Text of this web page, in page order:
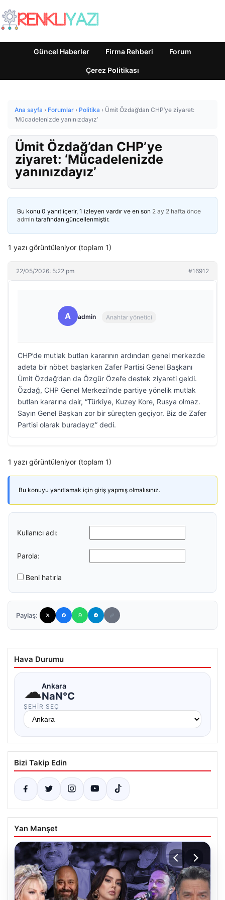
Güncel Haberler Firma Rehberi Forum
Çerez Politikası
Ana sayfa › Forumlar › Politika › Ümit Özdağ’dan CHP’ye ziyaret:
‘Mücadelenizde yanınızdayız’
Ümit Özdağ’dan CHP’ye
ziyaret: ‘Mücadelenizde
yanınızdayız’
Bu konu 0 yanıt içerir, 1 izleyen vardır ve en son 2 ay 2 hafta önce
admin tarafından güncellenmiştir.
1 yazı görüntüleniyor (toplam 1)
22/05/2026: 5:22 pm #16912
A admin Anahtar yönetici
CHP’de mutlak butlan kararının ardından genel merkezde
adeta bir nöbet başlarken Zafer Partisi Genel Başkanı
Ümit Özdağ’dan da Özgür Özel’e destek ziyareti geldi.
Özdağ, CHP Genel Merkezi’nde partiye yönelik mutlak
butlan kararına dair, “Türkiye, Kuzey Kore, Rusya olmaz.
Sayın Genel Başkan zor bir süreçten geçiyor. Biz de Zafer
Partisi olarak buradayız” dedi.
1 yazı görüntüleniyor (toplam 1)
Bu konuyu yanıtlamak için giriş yapmış olmalısınız.
Kullanıcı adı:
Parola:
Beni hatırla
Paylaş:
Hava Durumu
☁Ankara
NaN°C
ŞEHIR SEÇ
Bizi Takip Edin
Yan Manşet